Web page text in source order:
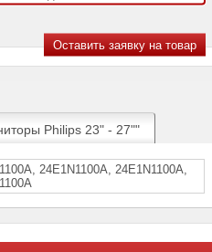
Philips 23" - 27""
24E1N1100A, 24E1N1100А,